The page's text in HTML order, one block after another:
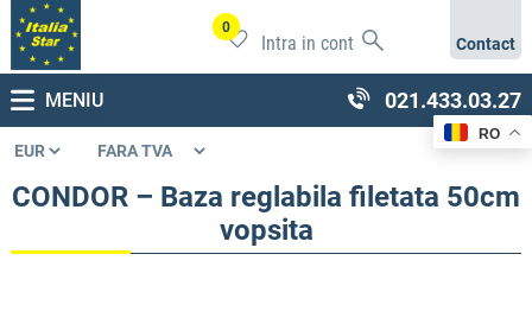
0
Intra in cont Contact
MENIU 021.433.03.27
CONDOR – Baza reglabila filetata 50cm
vopsita
RO